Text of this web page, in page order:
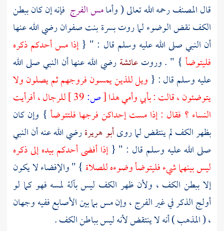
قالالمصنفرحمه الله تعالى ( وأمامس الفرج فإنه إن كان ببطن
الكف نقض الوضوء لما روتبسرة بنت صفوانرضي الله عنها
أن النبي صلى الله عليه وسلم قال : " {إذا مس أحدكم ذكره
فليتوضأ } " . وروتعائشةرضي الله عنها أن النبي صلى الله
عليه وسلم قال : { ويل للذين يمسون فروجهم ثم يصلون ولا
يتوضئون ، قالت : بأبي وأمي هذا[ص:
للرجال ، أفرأيت
النساء ؟ فقال : إذا مست إحداكن فرجها فلتتوضأ } وإن كان
بظهر الكف لم ينتقض لما روىأبو هريرةرضي الله عنه أن النبي
صلى الله عليه وسلم قال : " {إذا أفضى أحدكم بيده إلى ذكره
ليس بينهما شيء فليتوضأ وضوءه للصلاة } " والإفضاء لا يكون
إلا ببطن الكف ، ولأن ظهر الكف ليس بآلة لمسه فهو كما لو
أولج الذكر في غير الفرج ، وإن مس بما بين الأصابع ففيه وجهان
، ( المذهب ) أنه لا ينتقض لأنه ليس بباطن الكف .